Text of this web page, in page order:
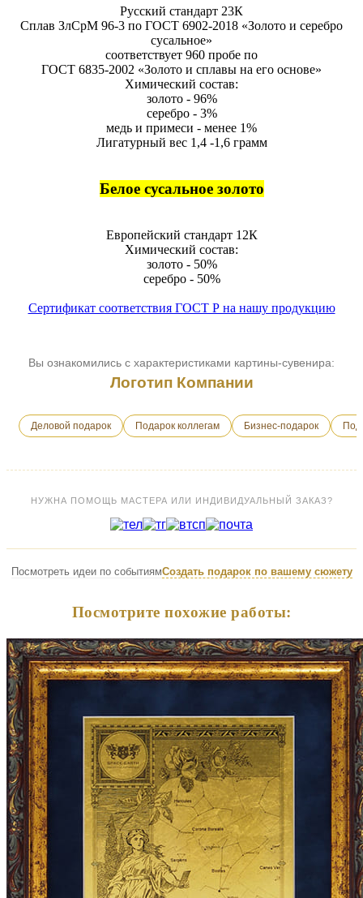
Русский стандарт 23К
Сплав ЗлСрМ 96-3 по ГОСТ 6902-2018 «Золото и серебро
сусальное»
соответствует 960 пробе по
ГОСТ 6835-2002 «Золото и сплавы на его основе»
Химический состав:
золото - 96%
серебро - 3%
медь и примеси - менее 1%
Лигатурный вес 1,4 -1,6 грамм
Белое сусальное золото
Европейский стандарт 12К
Химический состав:
золото - 50%
серебро - 50%
Сертификат соответствия ГОСТ Р на нашу продукцию
Вы ознакомились с характеристиками картины-сувенира:
Логотип Компании
Деловой подарок Подарок коллегам Бизнес-подарок
НУЖНА ПОМОЩЬ МАСТЕРА ИЛИ ИНДИВИДУАЛЬНЫЙ ЗАКАЗ?
Посмотреть идеи по событиямСоздать подарок по вашему сюжету
Посмотрите похожие работы: